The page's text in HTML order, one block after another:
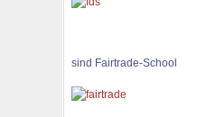
sind Fairtrade-School